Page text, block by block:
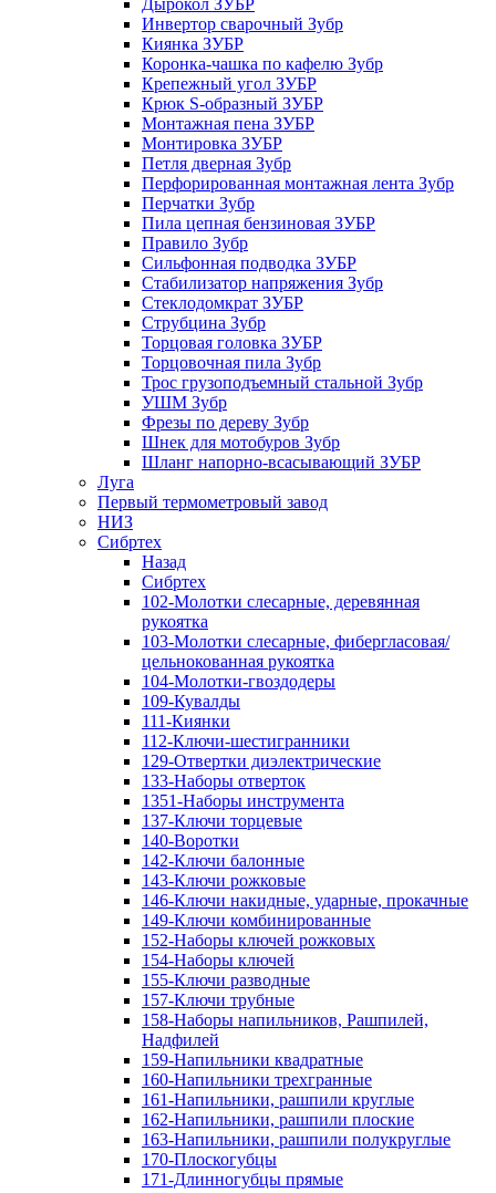
Дырокол ЗУБР
Инвертор сварочный Зубр
Киянка ЗУБР
Коронка-чашка по кафелю Зубр
Крепежный угол ЗУБР
Крюк S-образный ЗУБР
Монтажная пена ЗУБР
Монтировка ЗУБР
Петля дверная Зубр
Перфорированная монтажная лента Зубр
Перчатки Зубр
Пила цепная бензиновая ЗУБР
Правило Зубр
Сильфонная подводка ЗУБР
Стабилизатор напряжения Зубр
Стеклодомкрат ЗУБР
Струбцина Зубр
Торцовая головка ЗУБР
Торцовочная пила Зубр
Трос грузоподъемный стальной Зубр
УШМ Зубр
Фрезы по дереву Зубр
Шнек для мотобуров Зубр
Шланг напорно-всасывающий ЗУБР
Луга
Первый термометровый завод
НИЗ
Сибртех
Назад
Сибртех
102-Молотки слесарные, деревянная
рукоятка
103-Молотки слесарные, фибергласовая/
цельнокованная рукоятка
104-Молотки-гвоздодеры
109-Кувалды
111-Киянки
112-Ключи-шестигранники
129-Отвертки диэлектрические
133-Наборы отверток
1351-Наборы инструмента
137-Ключи торцевые
140-Воротки
142-Ключи балонные
143-Ключи рожковые
146-Ключи накидные, ударные, прокачные
149-Ключи комбинированные
152-Наборы ключей рожковых
154-Наборы ключей
155-Ключи разводные
157-Ключи трубные
158-Наборы напильников, Рашпилей,
Надфилей
159-Напильники квадратные
160-Напильники трехгранные
161-Напильники, рашпили круглые
162-Напильники, рашпили плоские
163-Напильники, рашпили полукруглые
170-Плоскогубцы
171-Длинногубцы прямые